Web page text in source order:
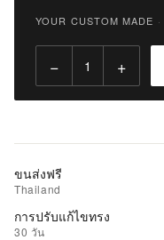
รถ
เพิ่ม
รายการ
ชอบ
YOUR CUSTOM MADE ·
− +
ขนส่งฟรี
Thailand
การปรับแก้ไขทรง
30 วัน